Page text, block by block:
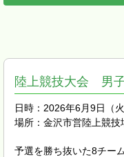
陸上競技大会 男
日時：2026年6月9日（火
場所：金沢市営陸上競技
予選を勝ち抜いた8チー